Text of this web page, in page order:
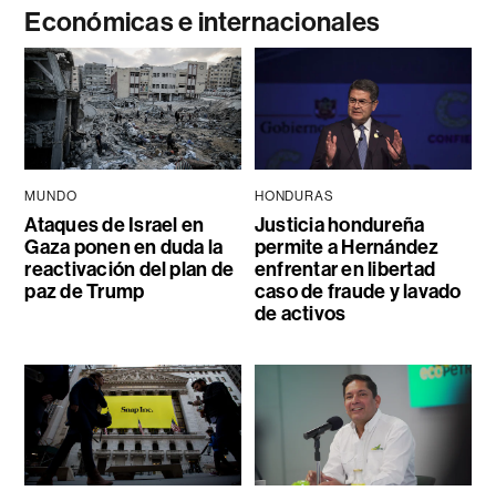
Económicas e internacionales
MUNDO
Ataques de Israel en
Gaza ponen en duda la
reactivación del plan de
paz de Trump
HONDURAS
Justicia hondureña
permite a Hernández
enfrentar en libertad
caso de fraude y lavado
de activos